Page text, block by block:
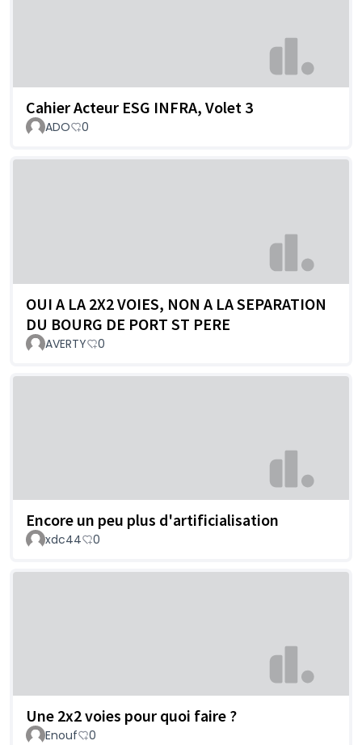
Cahier Acteur ESG INFRA, Volet 3
ADO 0
OUI A LA 2X2 VOIES, NON A LA SEPARATION
DU BOURG DE PORT ST PERE
AVERTY 0
Encore un peu plus d'artificialisation
xdc44 0
Une 2x2 voies pour quoi faire ?
Enouf 0